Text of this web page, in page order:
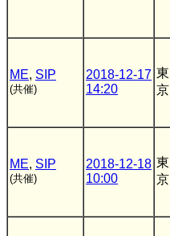
ME, SIP
(共催)
2018-12-17
14:20
東
京
ME, SIP
(共催)
2018-12-18
10:00
東
京